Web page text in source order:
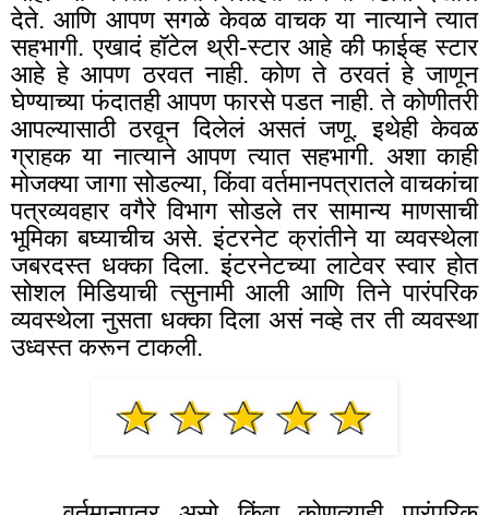
देते. आणि आपण सगळे केवळ वाचक या नात्याने त्यात
सहभागी. एखादं हॉटेल थ्री-स्टार आहे की फाईव्ह स्टार
आहे हे आपण ठरवत नाही. कोण ते ठरवतं हे जाणून
घेण्याच्या फंदातही आपण फारसे पडत नाही. ते कोणीतरी
आपल्यासाठी ठरवून दिलेलं असतं जणू. इथेही केवळ
ग्राहक या नात्याने आपण त्यात सहभागी. अशा काही
मोजक्या जागा सोडल्या, किंवा वर्तमानपत्रातले वाचकांचा
पत्रव्यवहार वगैरे विभाग सोडले तर सामान्य माणसाची
भूमिका बघ्याचीच असे. इंटरनेट क्रांतीने या व्यवस्थेला
जबरदस्त धक्का दिला. इंटरनेटच्या लाटेवर स्वार होत
सोशल मिडियाची त्सुनामी आली आणि तिने पारंपरिक
व्यवस्थेला नुसता धक्का दिला असं नव्हे तर ती व्यवस्था
उध्वस्त करून टाकली.